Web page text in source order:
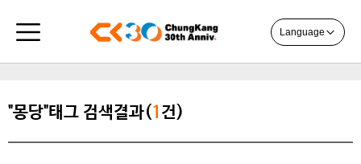
Language
"몽당"태그 검색결과(1 건)